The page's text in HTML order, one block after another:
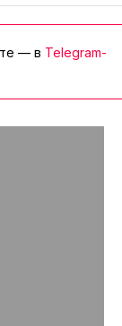
— в Telegram-